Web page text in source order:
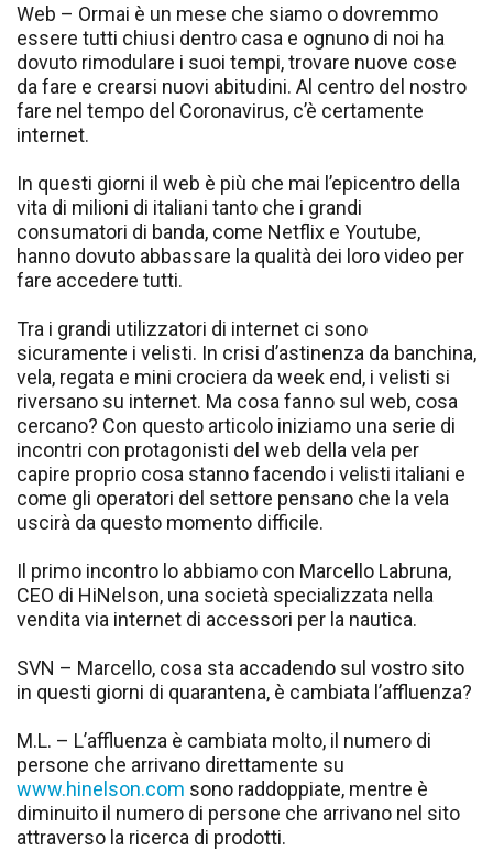
Web – Ormai è un mese che siamo o dovremmo
essere tutti chiusi dentro casa e ognuno di noi ha
dovuto rimodulare i suoi tempi, trovare nuove cose
da fare e crearsi nuovi abitudini. Al centro del nostro
fare nel tempo del Coronavirus, c’è certamente
internet.
In questi giorni il web è più che mai l’epicentro della
vita di milioni di italiani tanto che i grandi
consumatori di banda, come Netflix e Youtube,
hanno dovuto abbassare la qualità dei loro video per
fare accedere tutti.
Tra i grandi utilizzatori di internet ci sono
sicuramente i velisti. In crisi d’astinenza da banchina,
vela, regata e mini crociera da week end, i velisti si
riversano su internet. Ma cosa fanno sul web, cosa
cercano? Con questo articolo iniziamo una serie di
incontri con protagonisti del web della vela per
capire proprio cosa stanno facendo i velisti italiani e
come gli operatori del settore pensano che la vela
uscirà da questo momento difficile.
Il primo incontro lo abbiamo con Marcello Labruna,
CEO di HiNelson, una società specializzata nella
vendita via internet di accessori per la nautica.
SVN – Marcello, cosa sta accadendo sul vostro sito
in questi giorni di quarantena, è cambiata l’affluenza?
M.L. – L’affluenza è cambiata molto, il numero di
persone che arrivano direttamente su
www.hinelson.com sono raddoppiate, mentre è
diminuito il numero di persone che arrivano nel sito
attraverso la ricerca di prodotti.